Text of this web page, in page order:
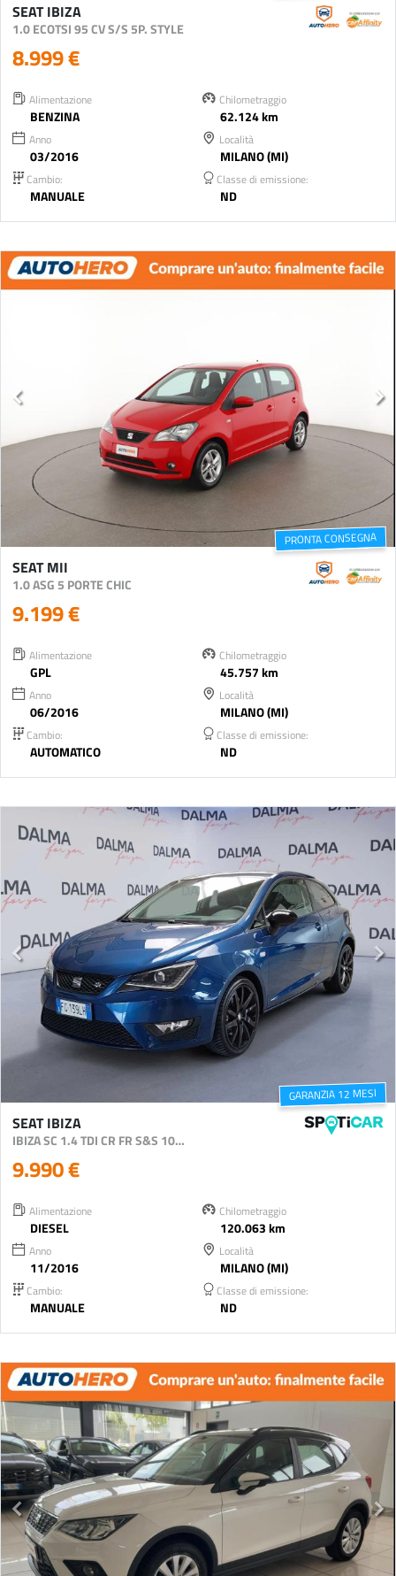
SEAT IBIZA
1.0 ECOTSI 95 CV S/S 5P. STYLE
8.999 €
Alimentazione
BENZINA
Chilometraggio
62.124 km
Anno
03/2016
Località
MILANO (MI)
Cambio:
MANUALE
Classe di emissione:
ND
PRONTA CONSEGNA
SEAT MII
1.0 ASG 5 PORTE CHIC
9.199 €
Alimentazione
GPL
Chilometraggio
45.757 km
Anno
06/2016
Località
MILANO (MI)
Cambio:
AUTOMATICO
Classe di emissione:
ND
GARANZIA 12 MESI
SEAT IBIZA
IBIZA SC 1.4 TDI CR FR S&S 105CV
9.990 €
Alimentazione
DIESEL
Chilometraggio
120.063 km
Anno
11/2016
Località
MILANO (MI)
Cambio:
MANUALE
Classe di emissione:
ND